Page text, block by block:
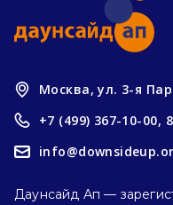
Москва, ул. 3-я
+7 (499) 367-10-00,
Даунсайд Ап —